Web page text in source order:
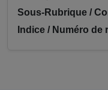
Sous-Rubrique /
Indice / Numéro de